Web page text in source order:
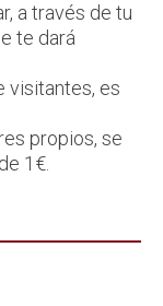
a través de tu
te dará
visitantes, es
propios, se
1€.